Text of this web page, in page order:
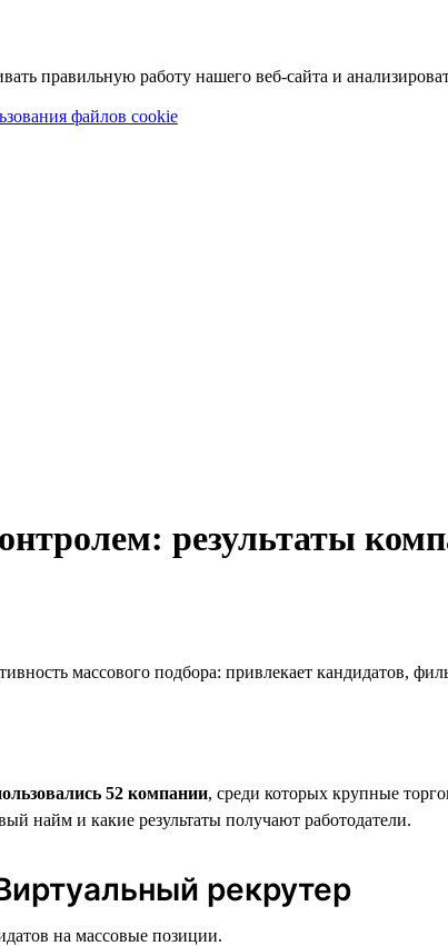
правильную работу нашего веб-сайта и
файлов cookie
результаты
массового подбора: привлекает кандидатов,
52 компании, среди которых крупные
найм и какие результаты получают работодатели.
рекрутер
на массовые позиции.